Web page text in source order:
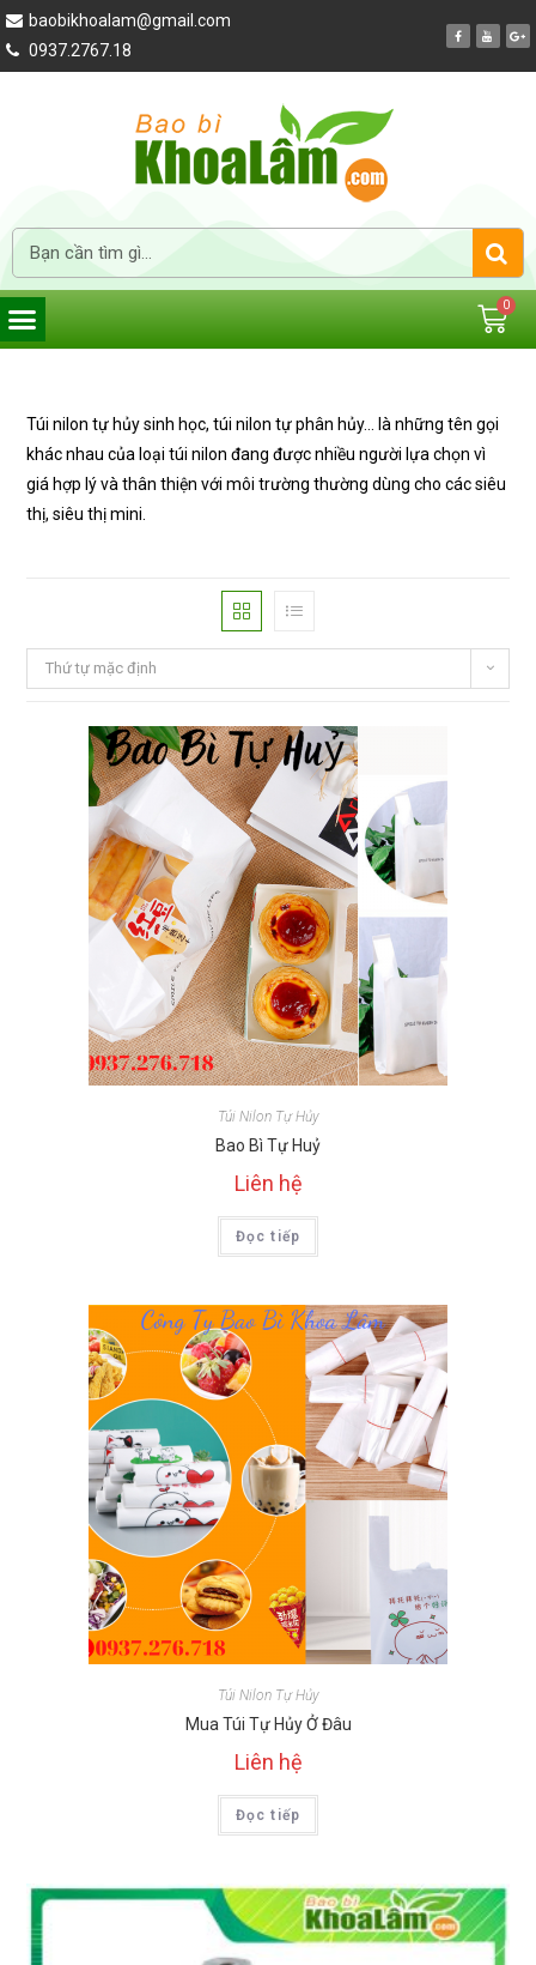
baobikhoalam@gmail.com
0937.2767.18
Túi nilon tự hủy sinh học, túi nilon tự phân hủy… là những tên gọi
khác nhau của loại túi nilon đang được nhiều người lựa chọn vì
giá hợp lý và thân thiện với môi trường thường dùng cho các siêu
thị, siêu thị mini.
Thứ tự mặc định
Túi Nilon Tự Hủy
Bao Bì Tự Huỷ
Liên hệ
Đọc tiếp
Túi Nilon Tự Hủy
Mua Túi Tự Hủy Ở Đâu
Liên hệ
Đọc tiếp